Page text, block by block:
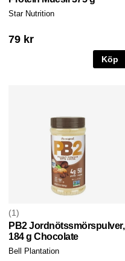
Star Nutrition
79 kr
Köp
1
PB2 Jordnötssmörspulver,
184 g Chocolate
Bell Plantation